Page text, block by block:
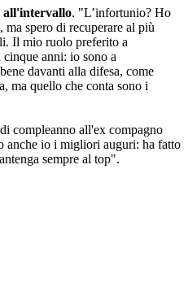
all'intervallo. "L’infortunio? Ho
spero di recuperare al più
Il mio ruolo preferito a
anni: io sono a
davanti alla difesa, come
ma quello che conta sono i
compleanno all'ex compagno
anche io i migliori auguri: ha fatto
sempre al top".